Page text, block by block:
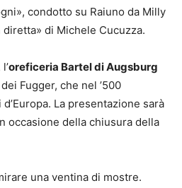
condotto su Raiuno da Milly
di Michele Cucuzza.
oreficeria Bartel di Augsburg
Fugger, che nel ’500
La presentazione sarà
occasione della chiusura della
una ventina di mostre.